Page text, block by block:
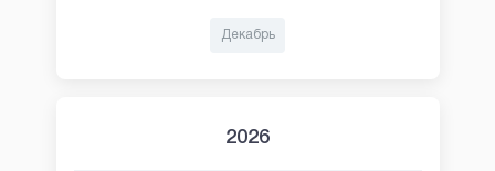
Декабрь
2026